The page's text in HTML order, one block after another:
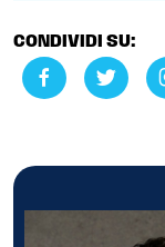
CONDIVIDI SU: